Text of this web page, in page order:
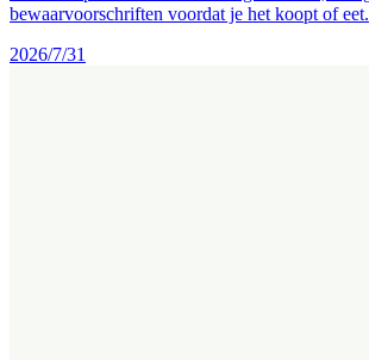
bewaarvoorschriften voordat je het koopt of eet.
2026/7/31